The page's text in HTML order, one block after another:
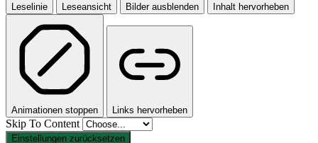
Leselinie Leseansicht Bilder ausblenden Inhalt hervorheben
Animationen stoppen Links hervorheben
Skip To Content
Einstellungen zurücksetzen